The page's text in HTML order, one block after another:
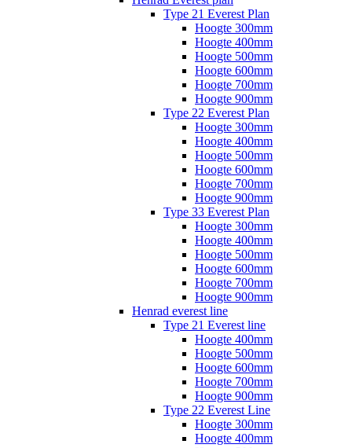
Type 21 Everest Plan
Hoogte 300mm
Hoogte 400mm
Hoogte 500mm
Hoogte 600mm
Hoogte 700mm
Hoogte 900mm
Type 22 Everest Plan
Hoogte 300mm
Hoogte 400mm
Hoogte 500mm
Hoogte 600mm
Hoogte 700mm
Hoogte 900mm
Type 33 Everest Plan
Hoogte 300mm
Hoogte 400mm
Hoogte 500mm
Hoogte 600mm
Hoogte 700mm
Hoogte 900mm
Henrad everest line
Type 21 Everest line
Hoogte 400mm
Hoogte 500mm
Hoogte 600mm
Hoogte 700mm
Hoogte 900mm
Type 22 Everest Line
Hoogte 300mm
Hoogte 400mm